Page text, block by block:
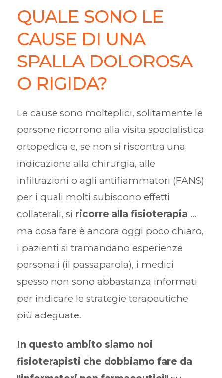
QUALE SONO LE
CAUSE DI UNA
SPALLA DOLOROSA
O RIGIDA?
Le cause sono molteplici, solitamente le
persone ricorrono alla visita specialistica
ortopedica e, se non si riscontra una
indicazione alla chirurgia, alle
infiltrazioni o agli antifiammatori (FANS)
per i quali molti subiscono effetti
collaterali, si ricorre alla fisioterapia ...
ma cosa fare è ancora oggi poco chiaro,
i pazienti si tramandano esperienze
personali (il passaparola), i medici
spesso non sono abbastanza informati
per indicare le strategie terapeutiche
più adeguate.
In questo ambito siamo noi
fisioterapisti che dobbiamo fare da